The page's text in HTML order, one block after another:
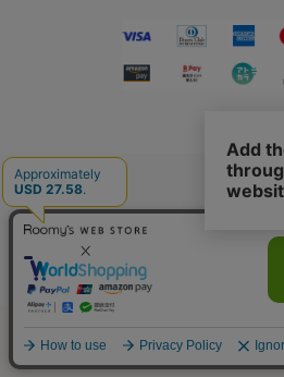
2026.7.29
熊本県熊本地方を震源とする地震
て